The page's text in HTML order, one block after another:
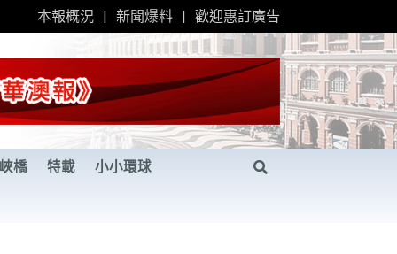
本報概況 新聞爆料 歡迎惠訂廣告
橋 特載 小小環球